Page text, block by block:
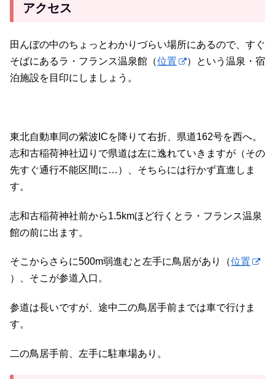
アクセス
田んぼの中のちょっとわかりづらい場所にあるので、すぐ
そばにあるラ・フランス温泉館（位置
）という温泉・宿
泊施設を目印にしましょう。
東北自動車同の紫波ICを降りて右折、県道162号を西へ。
志和古稲荷神社辺りで県道は左に逸れていきますが（その
先すぐ通行不能区間に…）、そちらには行かず直進しま
す。
志和古稲荷神社前から1.5kmほど行くとラ・フランス温泉
館の前に出ます。
そこからさらに500m弱進むと左手に鳥居があり（位置
）、そこが参道入口。
参道は長いですが、途中二の鳥居手前までは車で行けま
す。
二の鳥居手前、左手に駐車場あり。